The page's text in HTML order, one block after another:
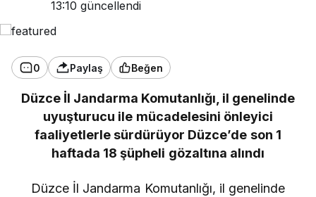
13:10 güncellendi
0 Paylaş Beğen
Düzce İl Jandarma Komutanlığı, il genelinde
uyuşturucu ile mücadelesini önleyici
faaliyetlerle sürdürüyor Düzce’de son 1
haftada 18 şüpheli gözaltına alındı
Düzce İl Jandarma Komutanlığı, il genelinde